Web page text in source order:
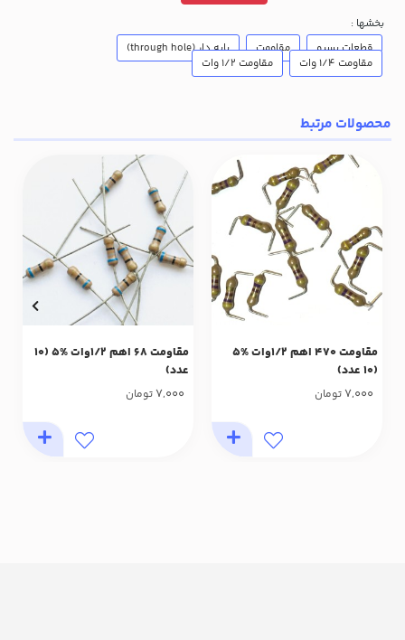
بخشها :
قطعات پسیو
مقاومت
پایه دار (through hole)
مقاومت 1/4 وات
مقاومت 1/2 وات
محصولات مرتبط
مقاومت 470 اهم 1/2وات %5
(10 عدد)
7,000تومان
مقاومت 68 اهم 1/2وات %5 (10
عدد)
7,000تومان